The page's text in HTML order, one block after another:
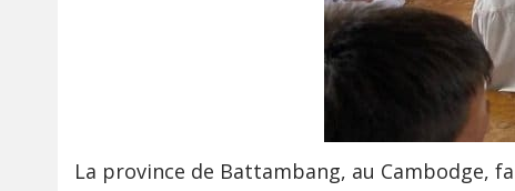
La province de Battambang, au Cambodge,